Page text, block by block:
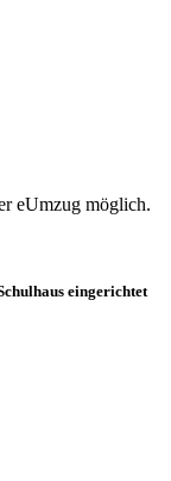
eUmzug möglich.
eingerichtet